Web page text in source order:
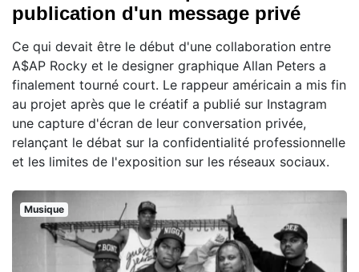
publication d'un message privé
Ce qui devait être le début d'une collaboration entre
A$AP Rocky et le designer graphique Allan Peters a
finalement tourné court. Le rappeur américain a mis fin
au projet après que le créatif a publié sur Instagram
une capture d'écran de leur conversation privée,
relançant le débat sur la confidentialité professionnelle
et les limites de l'exposition sur les réseaux sociaux.
Musique